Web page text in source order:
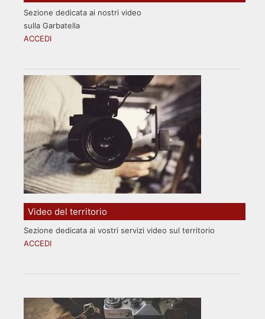
Sezione dedicata ai nostri video
sulla Garbatella
ACCEDI
Video del territorio
Sezione dedicata ai vostri servizi video sul territorio
ACCEDI